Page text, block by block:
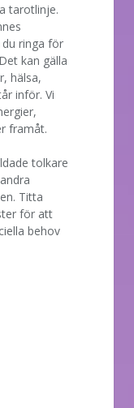
tarotlinje.
ringa för
kan gälla
hälsa,
inför. Vi
framåt.
tolkare
Titta
för att
behov